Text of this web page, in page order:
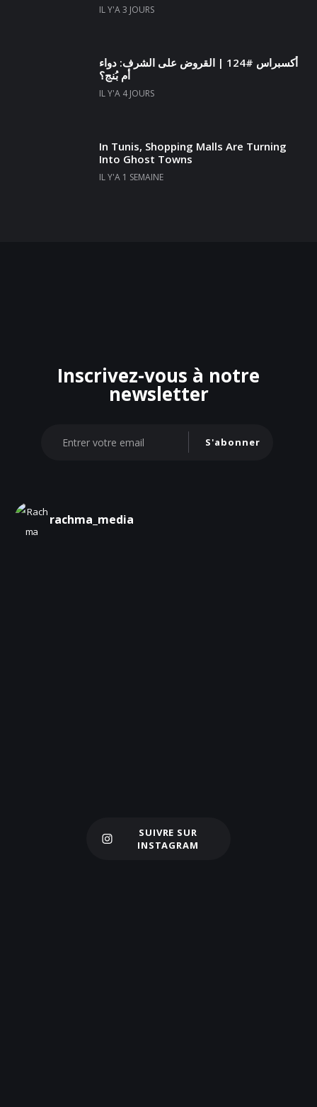
IL Y'A 3 JOURS
أكسبراس #124 | القروض على الشرف: دواء
أم بُنج؟
IL Y'A 4 JOURS
In Tunis, Shopping Malls Are Turning
Into Ghost Towns
IL Y'A 1 SEMAINE
Inscrivez-vous à notre
newsletter
S'abonner
rachma_media
Charger plus
SUIVRE SUR
INSTAGRAM